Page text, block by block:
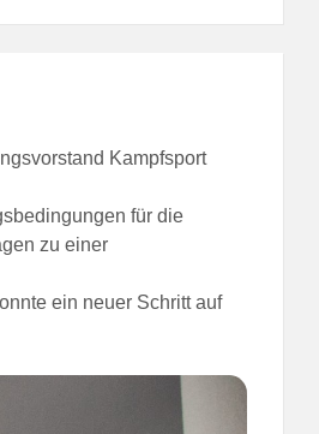
Kampfsport
für die
zu einer
ein neuer Schritt auf